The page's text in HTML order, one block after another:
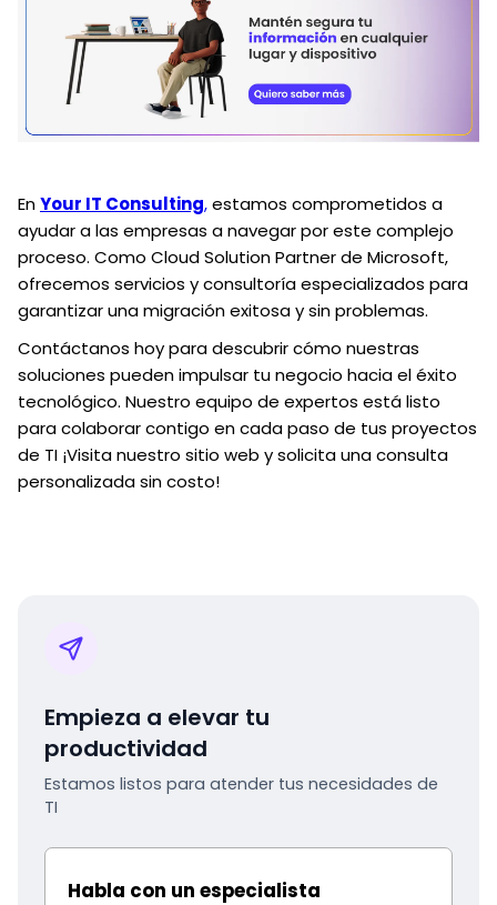
EnYour IT Consulting,estamos comprometidos a
ayudar a las empresas a navegar por este complejo
proceso. Como Cloud Solution Partner de Microsoft,
ofrecemos servicios y consultoría especializados para
garantizar una migración exitosa y sin problemas.
Contáctanos hoy para descubrir cómo nuestras
soluciones pueden impulsar tu negocio hacia el éxito
tecnológico. Nuestro equipo de expertos está listo
para colaborar contigo en cada paso de tus proyectos
de TI ¡Visita nuestro sitio web y solicita una consulta
personalizada sin costo!
Empieza a elevar tu
productividad
Estamos listos para atender tus necesidades de
TI
Habla con un especialista